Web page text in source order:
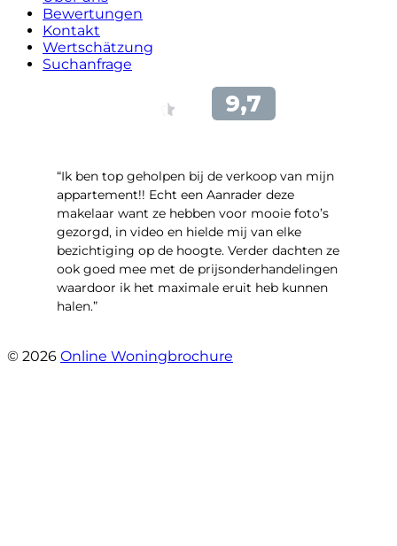
Bewertungen
Kontakt
Wertschätzung
Suchanfrage
“Ik ben top geholpen bij de verkoop van mijn
appartement!! Echt een Aanrader deze
makelaar want ze hebben voor mooie foto’s
gezorgd, in video en hielde mij van elke
bezichtiging op de hoogte. Verder dachten ze
ook goed mee met de prijsonderhandelingen
waardoor ik het maximale eruit heb kunnen
halen.”
© 2026 Online Woningbrochure